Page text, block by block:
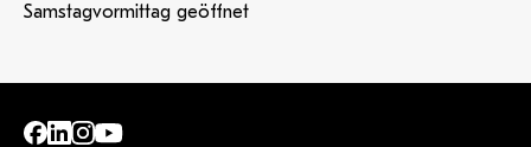
Samstagvormittag geöffnet